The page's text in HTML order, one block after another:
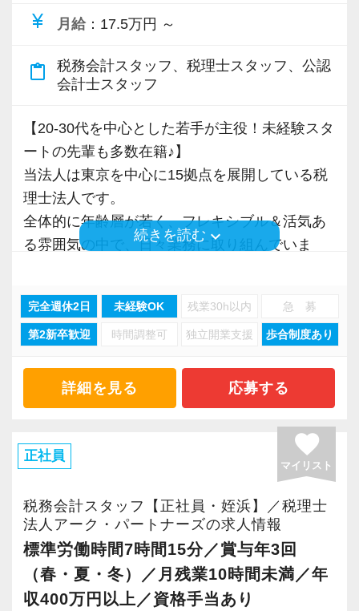
ません。
員で組織としてさらにブラッシュアップし、本
当に価値のあるサービスを提供し続けることに
【スタートアップ税理士法人はココが違う】
■ 会社設立前後や中小規模のクライアントがタ
ーゲット ■
業種業界を問わず毎日のように新規案件が増加
中。様々な業種の会社設立や税務課題解決に強
できます。
■ クラウド／ITにも強く、業界最先端の業務知
見が身につく ■
業務では最新のクラウドサービスやITツールを
発チームを構築し、今後もIT化、デジタル化を
進める計画なので、先進的な業務スタイルの知
■ どこまでも一貫してクライアントに伴走でき
る ■
信用と信頼の積み上げが重要な仕事だからこ
そ、「最初だけ話して終わり」にはしません。
currency_yen 月給 ：17.5万円 ～
content_paste
税務会計スタッフ、税理士スタッフ、公認
会計士スタッフ
【20-30代を中心とした若手が主役！未経験スタ
ートの先輩も多数在籍♪】
当法人は東京を中心に15拠点を展開している税
理士法人です。
全体的に年齢層が若く、フレキシブル＆活気あ
る雰囲気の中で、日々業務に取り組んでいま
社員数270名を超える規模がありながら、中小企
業を中心にサポートしているのも当法人の特徴
税務会計業界を全く知らない状態から今では最
前線で活躍し、中には資格の取得に成功した先
輩も多数在籍しており、社員全員に平等なチャ
《対面コミュニケーションを大切にする税理士
法人》
スバルの特徴として、何よりも「対面」で話す
ことを大切にしています。
続きを読むkeyboard_arrow_down
完全週休2日 未経験OK 残業30h以内 急 募
第2新卒歓迎 時間調整可 独立開業支援 歩合制度あり
詳細を見る 応募する
正社員 favorite
マイリスト
税務会計スタッフ【正社員・姪浜】／税理士
法人アーク・パートナーズの求人情報
標準労働時間7時間15分／賞与年3回
（春・夏・冬）／月残業10時間未満／年
収400万円以上／資格手当あり